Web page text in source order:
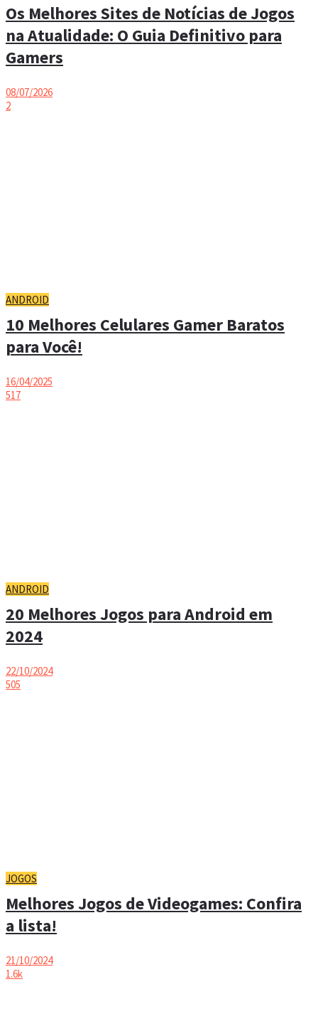
Os Melhores Sites de Notícias de Jogos
na Atualidade: O Guia Definitivo para
Gamers
08/07/2026
2
ANDROID
10 Melhores Celulares Gamer Baratos
para Você!
16/04/2025
517
ANDROID
20 Melhores Jogos para Android em
2024
22/10/2024
505
JOGOS
Melhores Jogos de Videogames: Confira
a lista!
21/10/2024
1.6k